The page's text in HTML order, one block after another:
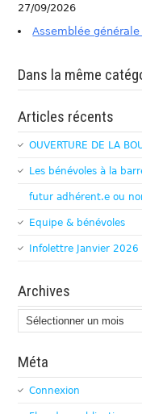
27/09/2026
Assemblée
Dans la même
Articles récents
OUVERTURE DE LA
Les bénévoles à la
futur adhérent.e ou
Equipe & bénévoles
Infolettre Janvier 2026
Archives
Archives
Méta
Connexion